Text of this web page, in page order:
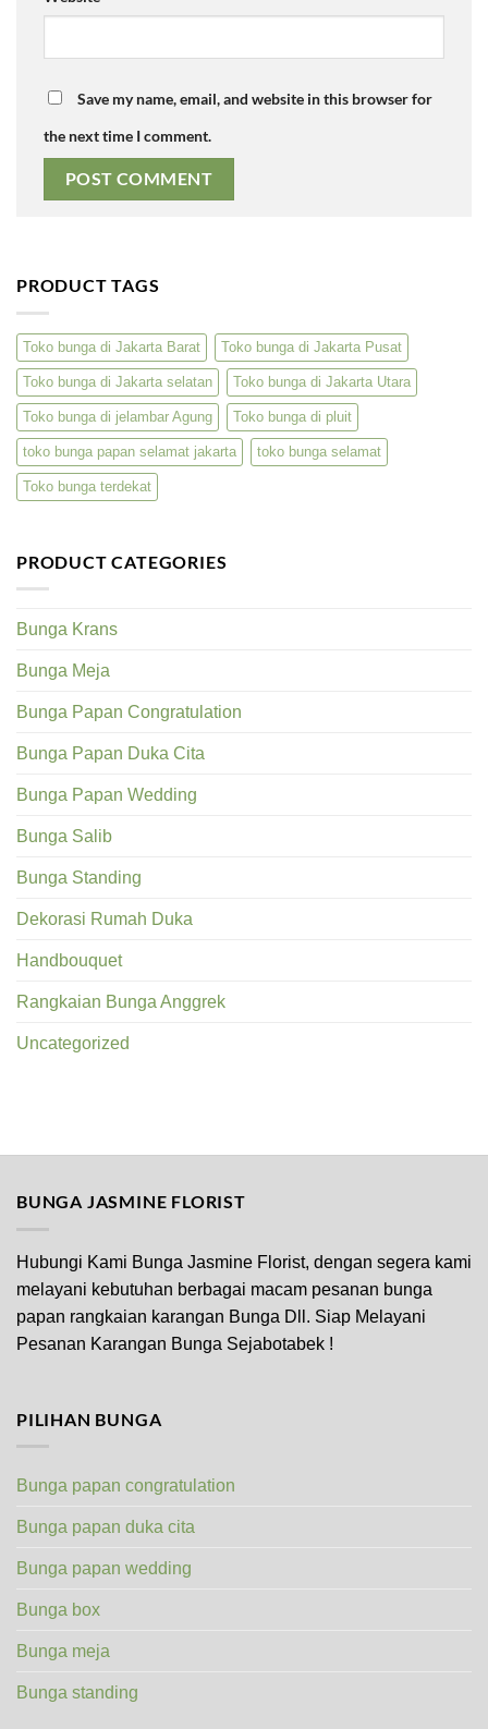
Save my name, email, and website in this browser for
the next time I comment.
PRODUCT TAGS
Toko bunga di Jakarta Barat Toko bunga di Jakarta Pusat
Toko bunga di Jakarta selatan Toko bunga di Jakarta Utara
Toko bunga di jelambar Agung Toko bunga di pluit
toko bunga papan selamat jakarta toko bunga selamat
Toko bunga terdekat
PRODUCT CATEGORIES
Bunga Krans
Bunga Meja
Bunga Papan Congratulation
Bunga Papan Duka Cita
Bunga Papan Wedding
Bunga Salib
Bunga Standing
Dekorasi Rumah Duka
Handbouquet
Rangkaian Bunga Anggrek
Uncategorized
BUNGA JASMINE FLORIST
Hubungi Kami Bunga Jasmine Florist, dengan segera kami
melayani kebutuhan berbagai macam pesanan bunga
papan rangkaian karangan Bunga Dll. Siap Melayani
Pesanan Karangan Bunga Sejabotabek !
PILIHAN BUNGA
Bunga papan congratulation
Bunga papan duka cita
Bunga papan wedding
Bunga box
Bunga meja
Bunga standing